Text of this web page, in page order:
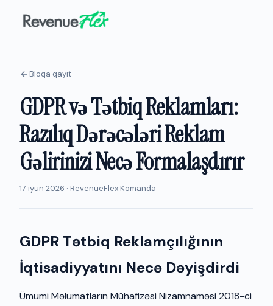
Bloqa qayıt
GDPR və Tətbiq Reklamları:
Razılıq Dərəcələri Reklam
Gəlirinizi Necə Formalaşdırır
17 iyun 2026 · RevenueFlex Komanda
GDPR Tətbiq Reklamçılığının
İqtisadiyyatını Necə Dəyişdirdi
Ümumi Məlumatların Mühafizəsi Nizamnaməsi 2018-ci